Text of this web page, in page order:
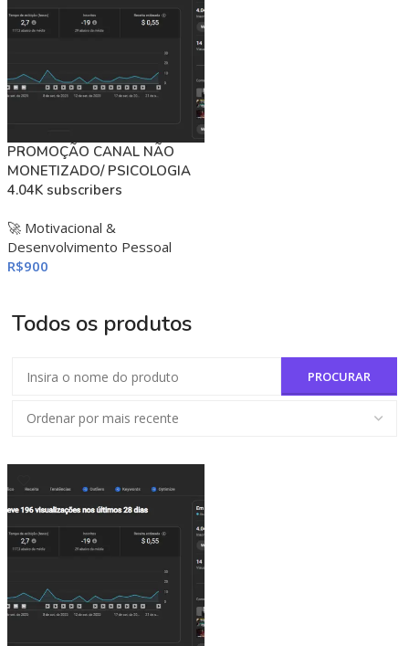
PROMOÇÃO CANAL NÃO
MONETIZADO/ PSICOLOGIA
4.04K subscribers
🚀 Motivacional &
Desenvolvimento Pessoal
R$900
Todos os produtos